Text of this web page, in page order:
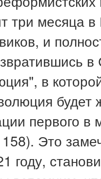
три месяца
и
в
первого в
Это
году,